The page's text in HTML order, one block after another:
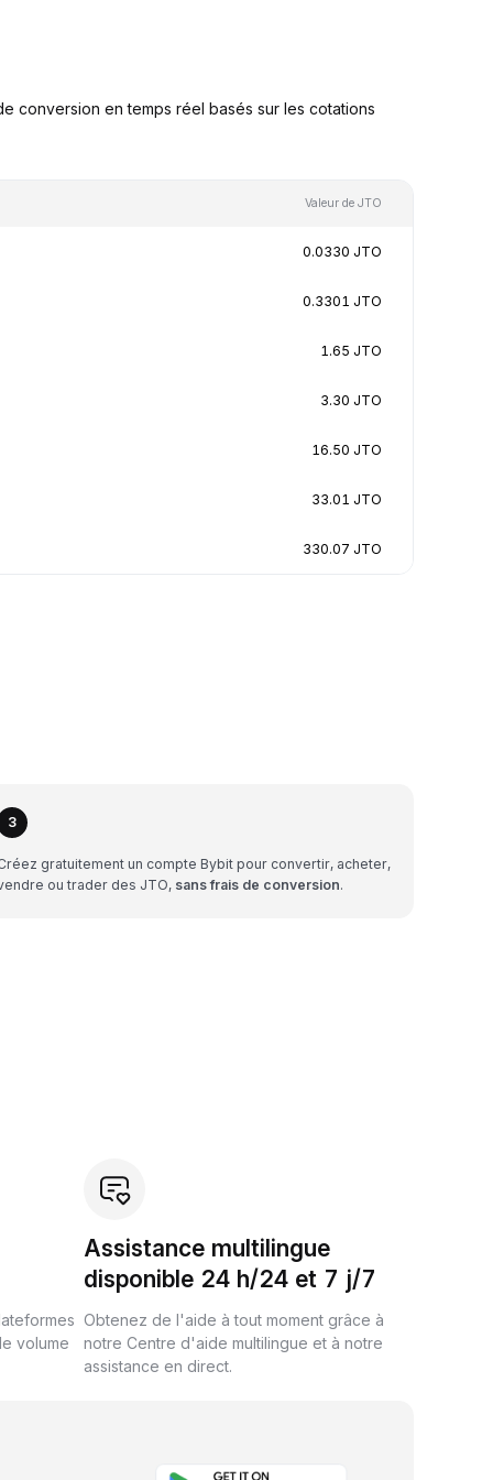
conversion en temps réel basés sur les cotations
Valeur de JTO
0.0330 JTO
0.3301 JTO
1.65 JTO
3.30 JTO
16.50 JTO
33.01 JTO
330.07 JTO
3
gratuitement un compte Bybit pour convertir, acheter,
ou trader des JTO, sans frais de conversion.
volume
Assistance multilingue
disponible 24 h/24 et 7 j/7
Obtenez de l'aide à tout moment grâce à
notre Centre d'aide multilingue et à notre
assistance en direct.